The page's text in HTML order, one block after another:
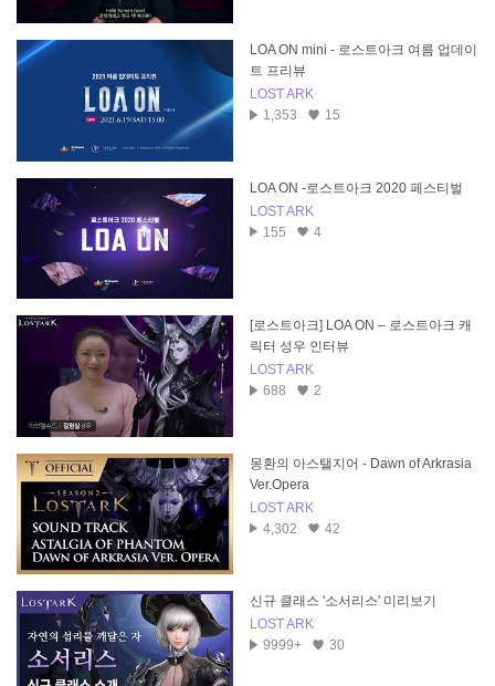
LOA ON mini - 로스트아크 여름 업데이
트 프리뷰
LOST ARK
1,353
15
LOA ON -로스트아크 2020 페스티벌
LOST ARK
155
4
[로스트아크] LOA ON – 로스트아크 캐
릭터 성우 인터뷰
LOST ARK
688
2
몽환의 아스탤지어 - Dawn of Arkrasia
Ver.Opera
LOST ARK
4,302
42
신규 클래스 '소서리스' 미리보기
LOST ARK
9999+
30